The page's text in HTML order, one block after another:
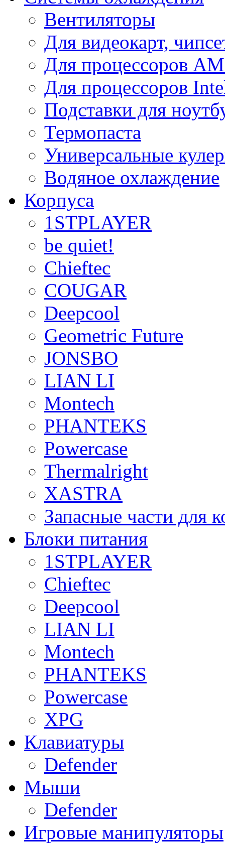
Вентиляторы
Для видеокарт,
Для процессоров
Для процессоров
Подставки для
Термопаста
Универсальные
Водяное охлаждение
Корпуса
1STPLAYER
be quiet!
Chieftec
COUGAR
Deepcool
Geometric Future
JONSBO
LIAN LI
Montech
PHANTEKS
Powercase
Thermalright
XASTRA
Запасные части для
Блоки питания
1STPLAYER
Chieftec
Deepcool
LIAN LI
Montech
PHANTEKS
Powercase
XPG
Клавиатуры
Defender
Мыши
Defender
Игровые манипуляторы